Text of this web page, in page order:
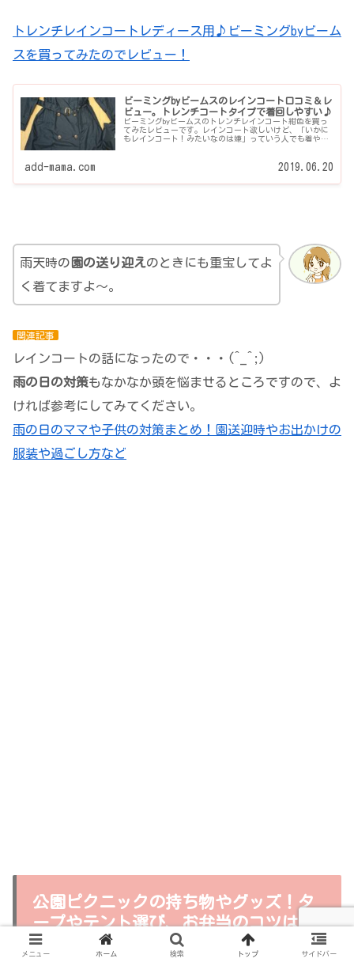
トレンチレインコートレディース用♪ビーミングbyビーム
スを買ってみたのでレビュー！
ビーミングbyビームスのレインコート口コミ＆レ
ビュー。トレンチコートタイプで着回しやすい♪
ビーミングbyビームスのトレンチレインコート紺色を買っ
てみたレビューです。レインコート欲しいけど、「いかに
もレインコート！みたいなのは嫌」っていう人でも着やす
add-mama.com 2019.06.20
雨天時の 園の送り迎え のときにも重宝してよ
く着てますよ～。
関連記事
レインコートの話になったので・・・(^_^;)
雨の日の対策もなかなか頭を悩ませるところですので、よ
ければ参考にしてみてください。
雨の日のママや子供の対策まとめ！園送迎時やお出かけの
服装や過ごし方など
公園ピクニックの持ち物やグッズ！タ
ープやテント選び、お弁当のコツは？
（ピクニック記事まとめ）
メニュー ホーム 検索 トップ サイドバー